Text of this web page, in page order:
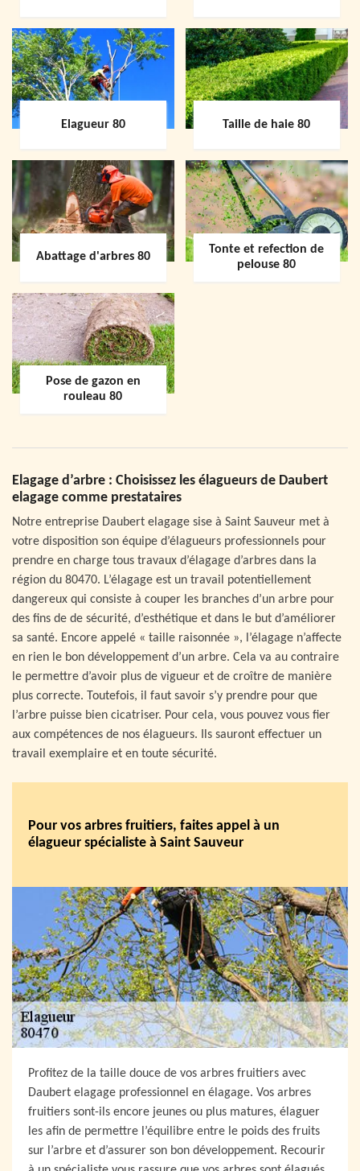
Elagueur 80 Taille de haie 80
Abattage d'arbres 80
Tonte et refection de
pelouse 80
Pose de gazon en
rouleau 80
Elagage d’arbre : Choisissez les élagueurs de Daubert
elagage comme prestataires
Notre entreprise Daubert elagage sise à Saint Sauveur met à
votre disposition son équipe d’élagueurs professionnels pour
prendre en charge tous travaux d’élagage d’arbres dans la
région du 80470. L’élagage est un travail potentiellement
dangereux qui consiste à couper les branches d’un arbre pour
des fins de de sécurité, d’esthétique et dans le but d’améliorer
sa santé. Encore appelé « taille raisonnée », l’élagage n’affecte
en rien le bon développement d’un arbre. Cela va au contraire
le permettre d’avoir plus de vigueur et de croître de manière
plus correcte. Toutefois, il faut savoir s’y prendre pour que
l’arbre puisse bien cicatriser. Pour cela, vous pouvez vous fier
aux compétences de nos élagueurs. Ils sauront effectuer un
travail exemplaire et en toute sécurité.
Pour vos arbres fruitiers, faites appel à un
élagueur spécialiste à Saint Sauveur
Profitez de la taille douce de vos arbres fruitiers avec
Daubert elagage professionnel en élagage. Vos arbres
fruitiers sont-ils encore jeunes ou plus matures, élaguer
les afin de permettre l’équilibre entre le poids des fruits
sur l’arbre et d’assurer son bon développement. Recourir